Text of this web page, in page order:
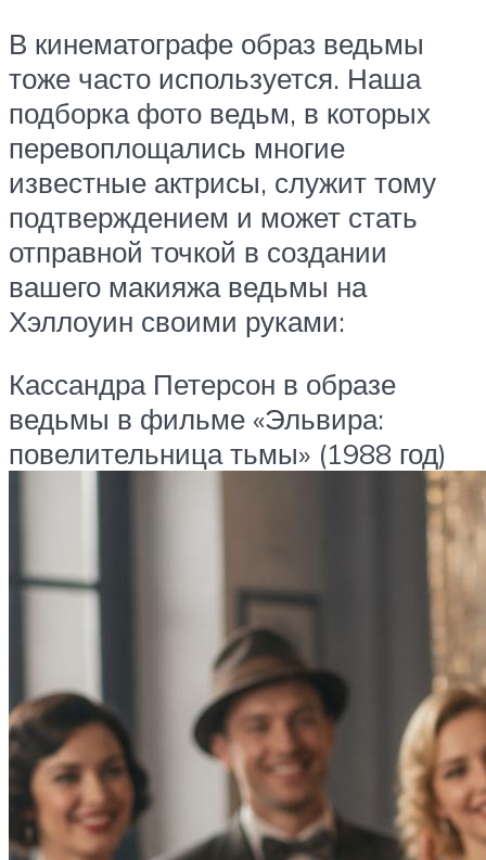
В кинематографе образ ведьмы
тоже часто используется. Наша
подборка фото ведьм, в которых
перевоплощались многие
известные актрисы, служит тому
подтверждением и может стать
отправной точкой в создании
вашего макияжа ведьмы на
Хэллоуин своими руками:
Кассандра Петерсон в образе
ведьмы в фильме «Эльвира:
повелительница тьмы» (1988 год)